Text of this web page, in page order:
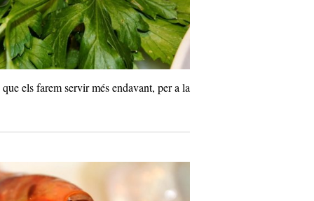
els farem servir més endavant, per a la